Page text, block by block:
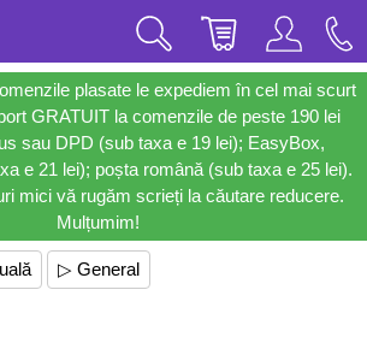
plasate le expediem în cel mai scurt
GRATUIT la comenzile de peste 190 lei
sau DPD (sub taxa e 19 lei); EasyBox,
e 21 lei); poșta română (sub taxa e 25 lei).
mici vă rugăm scrieți la căutare reducere.
Mulțumim!
▷ General